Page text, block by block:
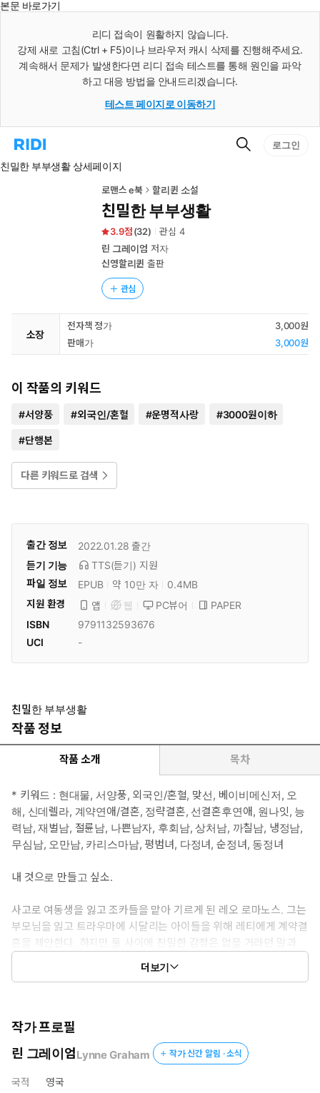
본문 바로가기
리디 접속이 원활하지 않습니다.
강제 새로 고침(Ctrl + F5)이나 브라우저 캐시 삭제를 진행해주세요.
계속해서 문제가 발생한다면 리디 접속 테스트를 통해 원인을 파악
하고 대응 방법을 안내드리겠습니다.
테스트 페이지로 이동하기
리
홈
검
로그인
친밀한 부부생활 상세페이지
로맨스 e북 할리퀸 소설
친밀한 부부생활
3.9 (32) 관심 4
린 그레이엄 저자
신영할리퀸 출판
관심
소장
전자책 정가
3,000원
판매가
3,000원
이 작품의 키워드
#서양풍 #외국인/혼혈 #운명적사랑 #3000원이하
#단행본
다른 키워드로 검색
출간 정보 2022.01.28 출간
듣기 기능
TTS(듣기) 지원
파일 정보
EPUB 약 10만 자
0.4MB
지원 환경
앱 웹 PC뷰어
PAPER
ISBN
9791132593676
UCI
-
친밀한 부부생활
작품 정보
작품 소개 목차
* 키워드 : 현대물, 서양풍, 외국인/혼혈, 맞선, 베이비메신저, 오
해, 신데렐라, 계약연애/결혼, 정략결혼, 선결혼후연애, 원나잇, 능
력남, 재벌남, 절륜남, 나쁜남자, 후회남, 상처남, 까칠남, 냉정남,
무심남, 오만남, 카리스마남, 평범녀, 다정녀, 순정녀, 동정녀
내 것으로 만들고 싶소.
사고로 여동생을 잃고 조카들을 맡아 기르게 된 레오 로마노스. 그는
부모님을 잃고 트라우마에 시달리는 아이들을 위해 레티에게 계약결
혼을 제안한다. 하지만 둘 사이에 친밀한 감정은 없을 거라던 말과
다르게 레오는 레티의 아름다움에 빠져드는데….
“내가 결혼을 결심한 이유는 아이들 때문이오.”
그가 말했다.
더보기
작가 프로필
린 그레이엄Lynne Graham 작가 신간 알림 · 소식
국적
영국